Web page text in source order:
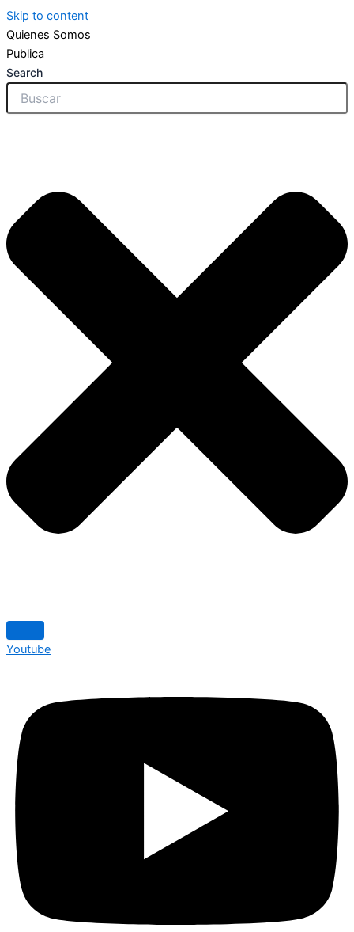
Skip to content
Quienes Somos
Publica
Search
Youtube